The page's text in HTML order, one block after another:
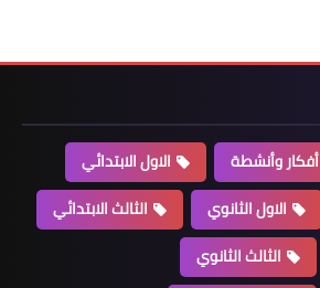
أفكار وأنشطة
الاول الابتدائي
الاول الثانوي
الثالث الابتدائي
الثالث الثانوي